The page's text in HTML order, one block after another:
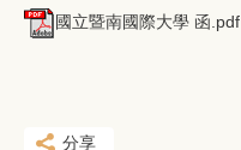
國立暨南國際大學 函.pdf
分享